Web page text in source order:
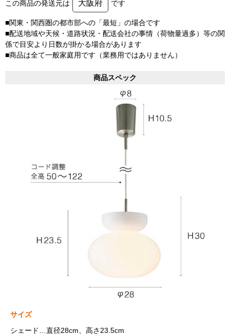
この商品の発送元は 大阪府 です
■関東・関西圏の都市部への「最短」の場合です
■配送地域や天候・道路状況・配送会社の事情（荷物量過多）等の関
係で目安より日数が掛かる場合があります
■商品は全て一般家庭用です（業務用ではありません）
商品スペック
サイズ
シェード…直径28cm、高さ23.5cm